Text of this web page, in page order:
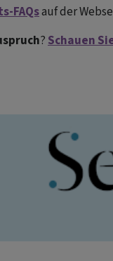
FAQsauf der
? Schauen